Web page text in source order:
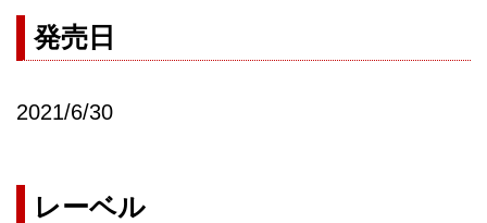
発売日
2021/6/30
レーベル